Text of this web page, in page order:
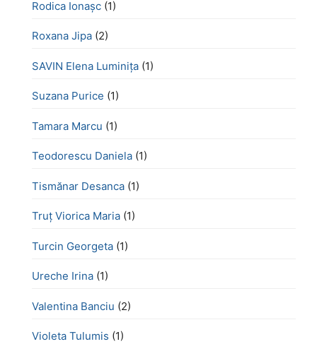
Rodica Ionașc (1)
Roxana Jipa (2)
SAVIN Elena Luminița (1)
Suzana Purice (1)
Tamara Marcu (1)
Teodorescu Daniela (1)
Tismănar Desanca (1)
Truț Viorica Maria (1)
Turcin Georgeta (1)
Ureche Irina (1)
Valentina Banciu (2)
Violeta Tulumis (1)